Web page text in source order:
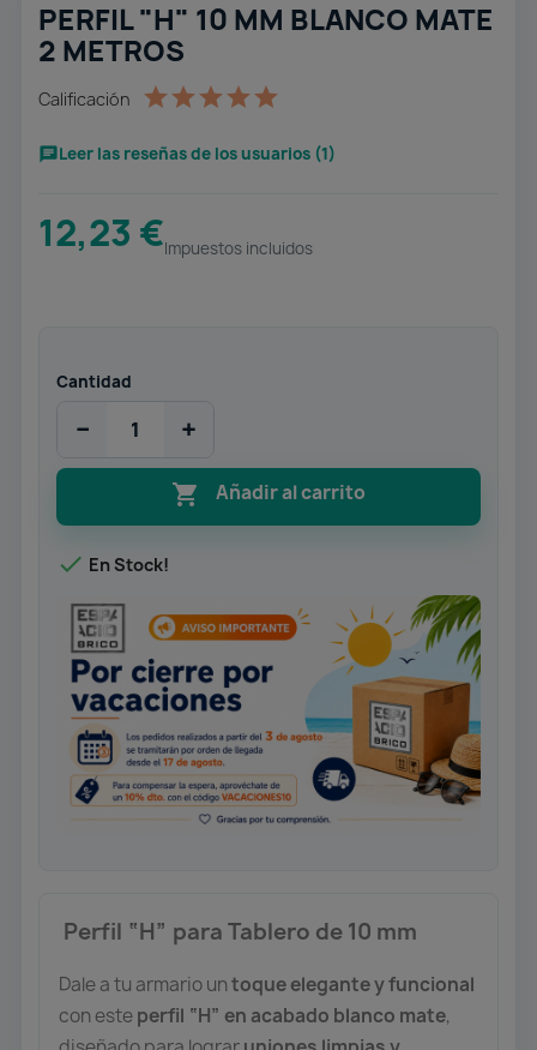
PERFIL "H" 10 MM BLANCO MATE
2 METROS
Calificación
Leer las reseñas de los usuarios (1)
12,23 €Impuestos incluidos
Cantidad
− +
 Añadir al carrito
 En Stock!
️ Perfil “H” para Tablero de 10 mm
Dale a tu armario untoque elegante y funcional
con esteperfil “H” en acabado blanco mate,